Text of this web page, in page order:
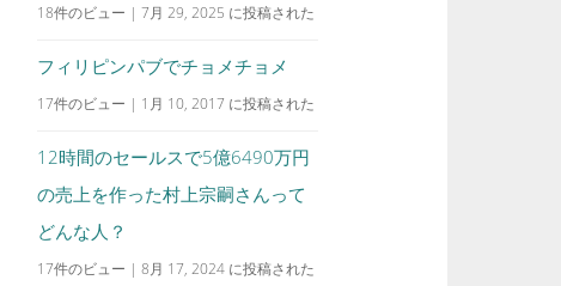
18件のビュー |7月 29, 2025 に投稿された
フィリピンパブでチョメチョメ
17件のビュー | 1月 10, 2017 に投稿された
12時間のセールスで5億6490万円
の売上を作った村上宗嗣さんって
どんな人？
17件のビュー |8月 17, 2024 に投稿された